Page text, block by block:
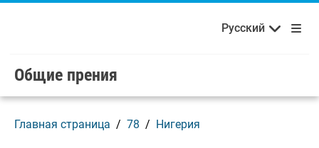
Skip to main content / navigation
Добро пожаловать в ООН! Français Русский
Русский
Общие прения
Главная страница 78 Нигерия